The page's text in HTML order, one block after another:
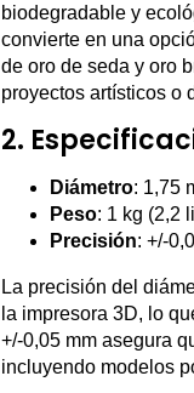
biodegradable y
convierte en una
de oro de seda y oro
proyectos artísticos o
2.
Diámetro: 1,75
Peso: 1 kg (2,2
Precisión: +/-
La precisión del
la impresora 3D, lo
+/-0,05 mm asegura
incluyendo modelos